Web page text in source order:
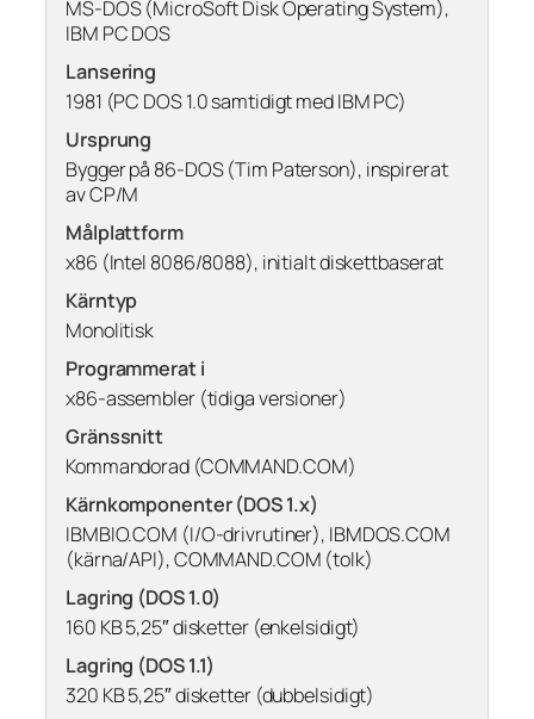
MS-DOS (MicroSoft Disk Operating System),
IBM PC DOS
Lansering
1981 (PC DOS 1.0 samtidigt med IBM PC)
Ursprung
Bygger på 86-DOS (Tim Paterson), inspirerat
av CP/M
Målplattform
x86 (Intel 8086/8088), initialt diskettbaserat
Kärntyp
Monolitisk
Programmerat i
x86-assembler (tidiga versioner)
Gränssnitt
Kommandorad (COMMAND.COM)
Kärnkomponenter (DOS 1.x)
IBMBIO.COM (I/O-drivrutiner), IBMDOS.COM
(kärna/API), COMMAND.COM (tolk)
Lagring (DOS 1.0)
160 KB 5,25″ disketter (enkelsidigt)
Lagring (DOS 1.1)
320 KB 5,25″ disketter (dubbelsidigt)